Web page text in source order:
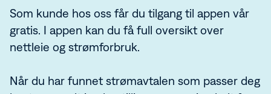
Istadfondet
Brann- og boligalarm tilknyttet brannvesenet
Istad Sanntidsmåler
Istad Effektkontroll
Bestill strøm
Fordeler bedrift
Produkter og tjenester
Endring abonnement fellesmåling
Markedsrapport
Aktuelt
Borettslag
Bestill strøm
Varmepumper
Ladeanlegg for borettslag
Kraftproduksjon
Fjernvarme
Kundeservice
Som kunde hos oss får du tilgang til appen vår
gratis. I appen kan du få full oversikt over
nettleie og strømforbruk.
Når du har funnet strømavtalen som passer deg